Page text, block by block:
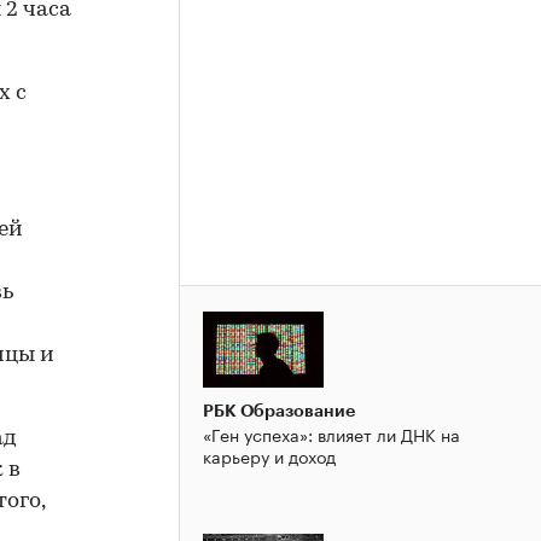
часа
с
и
в
РБК Образование
«Ген успеха»: влияет ли ДНК на
карьеру и доход